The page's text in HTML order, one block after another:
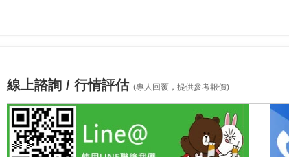
線上諮詢 / 行情評估(專人回覆，提供參考報價)